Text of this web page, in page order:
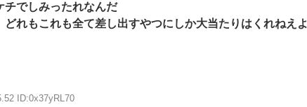
チでしみったれなんだ
どれもこれも全て差し出すやつにしか大当たりはくれねえよ
ID:0x37yRL70